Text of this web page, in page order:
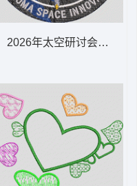
2026年太空研讨会徽章